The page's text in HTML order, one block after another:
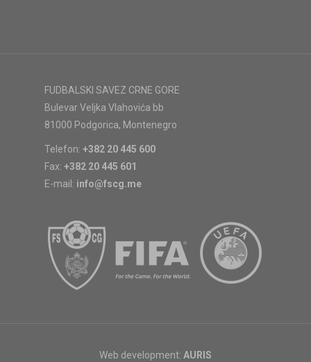
FUDBALSKI SAVEZ CRNE GORE
Bulevar Veljka Vlahovića bb
81000 Podgorica, Montenegro
Telefon: +382 20 445 600
Fax: +382 20 445 601
E-mail: info@fscg.me
Web development: AURIS